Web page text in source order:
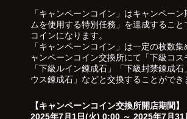
「キャンペーンコイン」はキャンペーン
ムを使用する特別任務」を達成すること
コインになります。
「キャンペーンコイン」は一定の枚数
ャンペーンコイン交換所にて「下級コス
「下級ルイン錬成石」「下級封禁錬成石
ウス錬成石」などと交換することができ
【キャンペーンコイン交換所開店期間】
2025年7月1日(火) 0:00 ～ 2025年7月31